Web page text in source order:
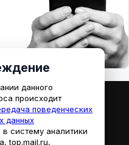
данного
происходит
поведенческих
данных
в систему аналитики
top.mail.ru,